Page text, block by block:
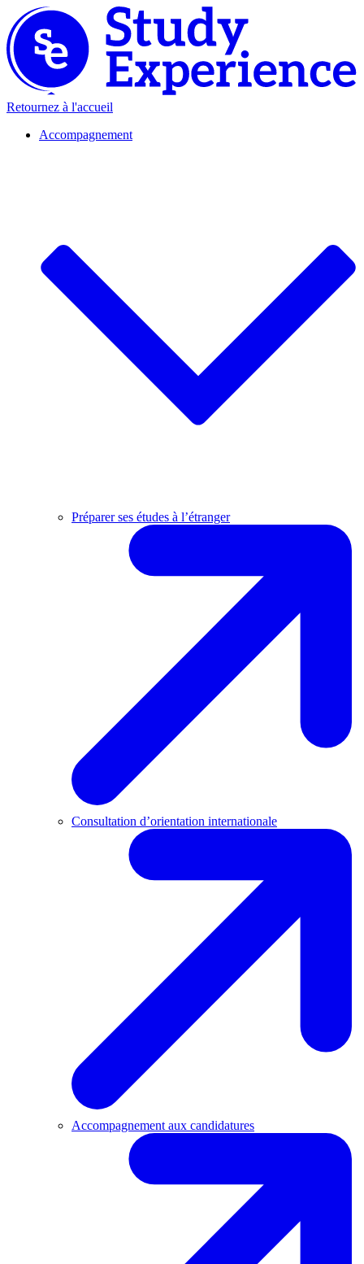
Retournez à l'accueil
Accompagnement
Préparer ses études à l’étranger
Consultation d’orientation internationale
Accompagnement aux candidatures